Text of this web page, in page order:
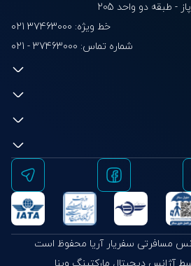
- طبقه دو واحد 205
خط ویژه: 37463000 021
شماره تماس: 021 - 37463000
مسافرتی سفریار آریا محفوظ است